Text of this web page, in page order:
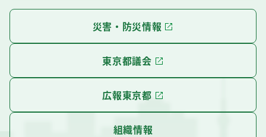
災害・防災情報
東京都議会
広報東京都
組織情報